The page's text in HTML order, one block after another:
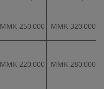
MMK 250,000 MMK 320,000
MMK 220,000 MMK 280,000